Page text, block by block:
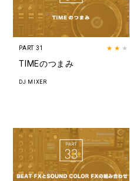
PART 31 ★★ ★
TIMEのつまみ
DJ MIXER